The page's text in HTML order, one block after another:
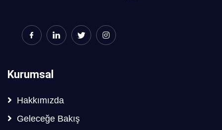
Kurumsal
Hakkımızda
Geleceğe Bakış